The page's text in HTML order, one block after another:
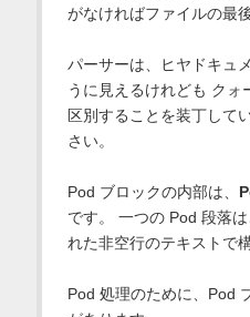
がなければファイルの最
パーサーは、ヒヤドキュ
うに見えるけれども クォ
区別することを装丁して
さい。
Pod ブロックの内部は、
です。 一つの Pod 段落
れた非空行のテキストで
Pod 処理のために、Pod